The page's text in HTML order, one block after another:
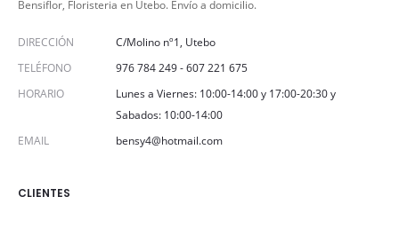
Bensiflor, Floristeria en Utebo. Envío a domicilio.
DIRECCIÓN
C/Molino nº1, Utebo
TELÉFONO
976 784 249-607 221 675
HORARIO
Lunes a Viernes: 10:00-14:00 y 17:00-20:30 y
Sabados: 10:00-14:00
EMAIL
bensy4@hotmail.com
CLIENTES